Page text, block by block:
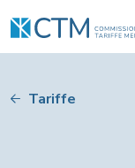
Tariffe